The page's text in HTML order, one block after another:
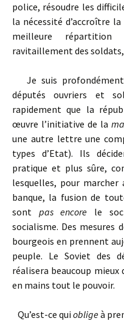
police, résoudre les
la nécessité d’accroître
meilleure répartition
ravitaillement des
Je suis profondément
députés ouvriers et
rapidement que la
œuvre l’initiative de la
une autre lettre une
types d’Etat). Ils
pratique et plus sûre,
lesquelles, pour
banque, la fusion de
sont pas encore le
socialisme. Des mesures
bourgeois en prennent
peuple. Le Soviet des
réalisera beaucoup mieux
en mains tout le pouvoir.
Qu’est-ce qui obligeà